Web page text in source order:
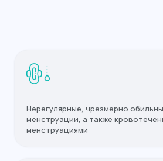
Нерегулярные, чрезмерно
менструации, а также
менструациями